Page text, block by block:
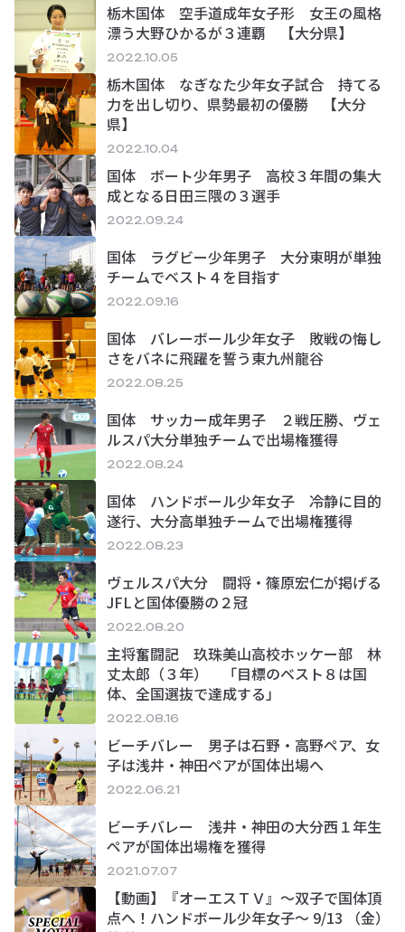
栃木国体 空手道成年女子形 女王の風格
漂う大野ひかるが３連覇 【大分県】
2022.10.05
栃木国体 なぎなた少年女子試合 持てる
力を出し切り、県勢最初の優勝 【大分
県】
2022.10.04
国体 ボート少年男子 高校３年間の集大
成となる日田三隈の３選手
2022.09.24
国体 ラグビー少年男子 大分東明が単独
チームでベスト４を目指す
2022.09.16
国体 バレーボール少年女子 敗戦の悔し
さをバネに飛躍を誓う東九州龍谷
2022.08.25
国体 サッカー成年男子 ２戦圧勝、ヴェ
ルスパ大分単独チームで出場権獲得
2022.08.24
国体 ハンドボール少年女子 冷静に目的
遂行、大分高単独チームで出場権獲得
2022.08.23
ヴェルスパ大分 闘将・篠原宏仁が掲げる
JFLと国体優勝の２冠
2022.08.20
主将奮闘記 玖珠美山高校ホッケー部 林
丈太郎（３年） 「目標のベスト８は国
体、全国選抜で達成する」
2022.08.16
ビーチバレー 男子は石野・高野ペア、女
子は浅井・神田ペアが国体出場へ
2022.06.21
ビーチバレー 浅井・神田の大分西１年生
ペアが国体出場権を獲得
2021.07.07
【動画】『オーエスＴＶ』～双子で国体頂
点へ！ハンドボール少年女子～ 9/13 （金）